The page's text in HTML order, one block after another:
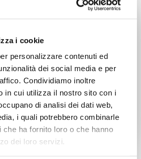
i cookie
personalizzare contenuti ed
dei social media e per
Condividiamo inoltre
in cui utilizza il nostro sito con i
di analisi dei dati web,
i quali potrebbero combinarle
ha fornito loro o che hanno
dei loro servizi.
17/09/2021
da ANTEAS Monselice.